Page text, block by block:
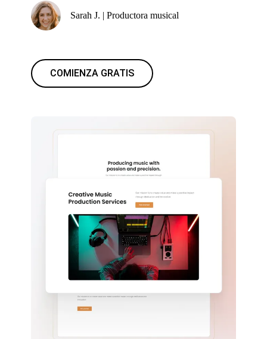
Sarah J. | Productora musical
COMIENZA GRATIS